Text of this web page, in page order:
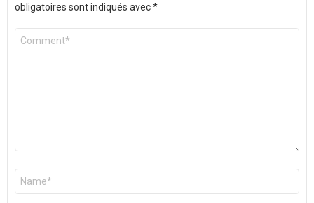
obligatoires sont indiqués avec*
Commentaire
Nom